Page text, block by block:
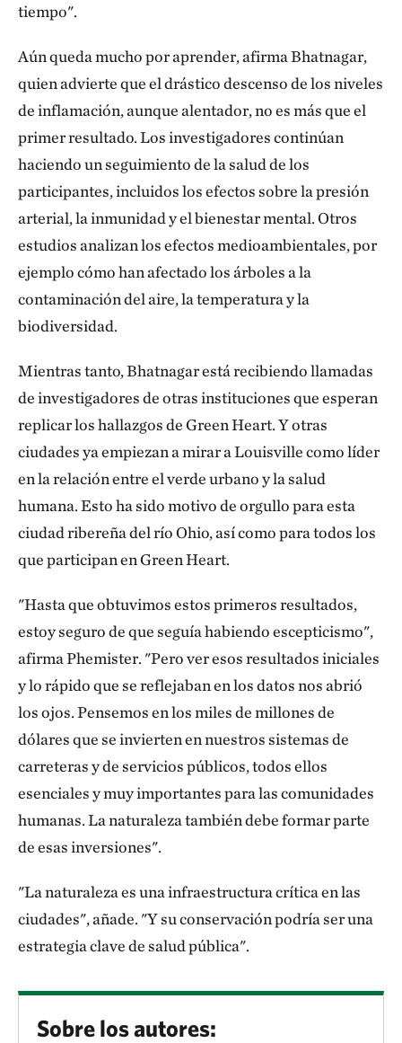
tiempo".
Aún queda mucho por aprender, afirma Bhatnagar,
quien advierte que el drástico descenso de los niveles
de inflamación, aunque alentador, no es más que el
primer resultado. Los investigadores continúan
haciendo un seguimiento de la salud de los
participantes, incluidos los efectos sobre la presión
arterial, la inmunidad y el bienestar mental. Otros
estudios analizan los efectos medioambientales, por
ejemplo cómo han afectado los árboles a la
contaminación del aire, la temperatura y la
biodiversidad.
Mientras tanto, Bhatnagar está recibiendo llamadas
de investigadores de otras instituciones que esperan
replicar los hallazgos de Green Heart. Y otras
ciudades ya empiezan a mirar a Louisville como líder
en la relación entre el verde urbano y la salud
humana. Esto ha sido motivo de orgullo para esta
ciudad ribereña del río Ohio, así como para todos los
que participan en Green Heart.
"Hasta que obtuvimos estos primeros resultados,
estoy seguro de que seguía habiendo escepticismo",
afirma Phemister. "Pero ver esos resultados iniciales
y lo rápido que se reflejaban en los datos nos abrió
los ojos. Pensemos en los miles de millones de
dólares que se invierten en nuestros sistemas de
carreteras y de servicios públicos, todos ellos
esenciales y muy importantes para las comunidades
humanas. La naturaleza también debe formar parte
de esas inversiones".
"La naturaleza es una infraestructura crítica en las
ciudades", añade. "Y su conservación podría ser una
estrategia clave de salud pública".
Sobre los autores: